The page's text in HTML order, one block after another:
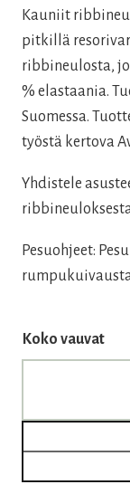
Kauniit
pitkillä
ribbineulosta,
% elastaania.
Suomessa.
työstä kertova
Yhdistele
Pesuohjeet:
Koko vauvat